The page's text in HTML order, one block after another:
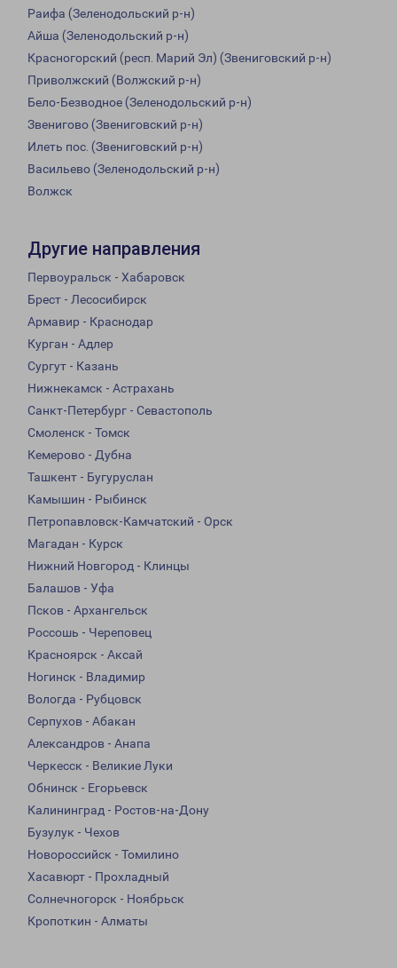
Раифа (Зеленодольский р-н)
Айша (Зеленодольский р-н)
Красногорский (респ. Марий Эл) (Звениговский р-н)
Приволжский (Волжский р-н)
Бело-Безводное (Зеленодольский р-н)
Звенигово (Звениговский р-н)
Илеть пос. (Звениговский р-н)
Васильево (Зеленодольский р-н)
Волжск
Другие направления
Первоуральск - Хабаровск
Брест - Лесосибирск
Армавир - Краснодар
Курган - Адлер
Сургут - Казань
Нижнекамск - Астрахань
Санкт-Петербург - Севастополь
Смоленск - Томск
Кемерово - Дубна
Ташкент - Бугуруслан
Камышин - Рыбинск
Петропавловск-Камчатский - Орск
Магадан - Курск
Нижний Новгород - Клинцы
Балашов - Уфа
Псков - Архангельск
Россошь - Череповец
Красноярск - Аксай
Ногинск - Владимир
Вологда - Рубцовск
Серпухов - Абакан
Александров - Анапа
Черкесск - Великие Луки
Обнинск - Егорьевск
Калининград - Ростов-на-Дону
Бузулук - Чехов
Новороссийск - Томилино
Хасавюрт - Прохладный
Солнечногорск - Ноябрьск
Кропоткин - Алматы